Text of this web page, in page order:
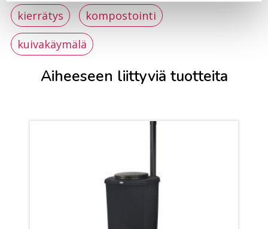
kierrätys
kompostointi
kuivakäymälä
Aiheeseen liittyviä tuotteita